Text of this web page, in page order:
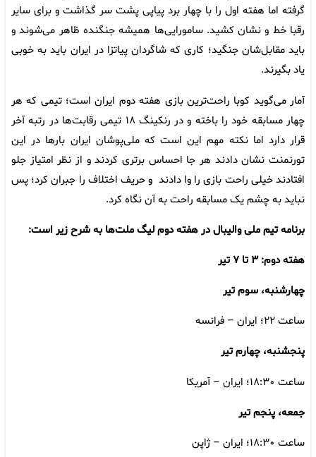
گرفته اما هفته اول را با چهار برد پیاپی پشت سر گذاشت و برای سایر
رقبا خط و نشان کشید. سامورایی‌ها همیشه جنگنده ظاهر می‌شوند و
باید مقابل‌شان جنگید؛ کاری که شاگردان پیاتزا در ایران باید به خوبی
یاد بگیرند.
آمار می‌گوید کوبا راحت‌ترین بازی هفته دوم ایران است؛ تیمی که هر
چهار مسابقه خود را باخته و در رنکینگ ۱۸ تیمی رقابت‌ها در رتبه آخر
قرار دارد اما نکته مهم این است که ملی‌پوشان ایران بارها در این
تورنمنت نشان دادند هر جا احساس برتری کردند و از نظر امتیاز جلو
افتادند خیلی راحت بازی را وا دادند و حریف اختلاف را جبران کرد؛ پس
نباید به چشم یک مسابقه راحت به آن نگاه کرد.
برنامه تیم ملی والیبال در هفته دوم لیگ ملت‌ها به شرح زیر است:
هفته دوم: ۳ تا ۷ تیر
چهارشنبه، سوم تیر
ساعت ۲۲؛ ایران – فرانسه
پنجشنبه، چهارم تیر
ساعت ۱۸:۳۰؛ ایران – آمریکا
جمعه، پنجم تیر
ساعت ۱۸:۳۰؛ ایران – ژاپن